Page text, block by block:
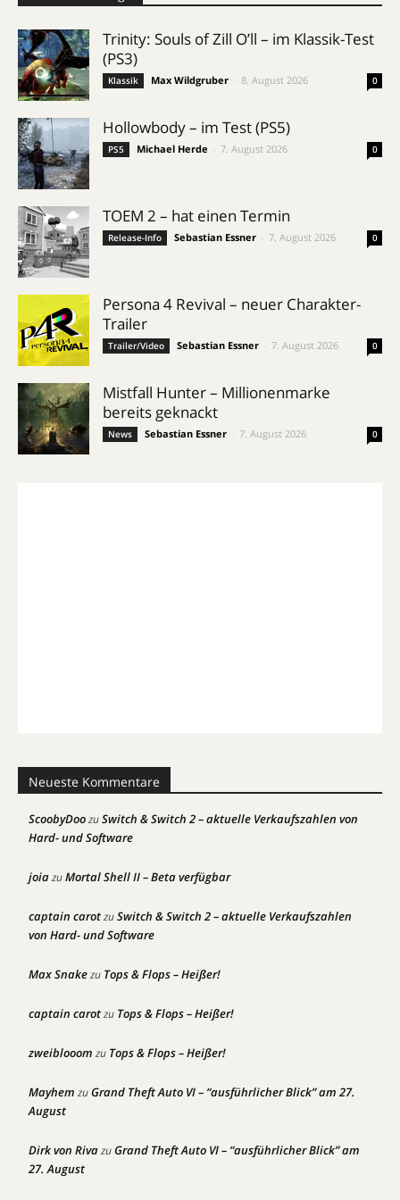
Trinity: Souls of Zill O’ll – im Klassik-Test
(PS3)
Klassik Max Wildgruber 8. August 2026 0
Hollowbody – im Test (PS5)
PS5 Michael Herde 7. August 2026 0
TOEM 2 – hat einen Termin
Release-Info Sebastian Essner 7. August 2026 0
Persona 4 Revival – neuer Charakter-
Trailer
Trailer/Video Sebastian Essner 7. August 2026 0
Mistfall Hunter – Millionenmarke
bereits geknackt
News Sebastian Essner 7. August 2026 0
Neueste Kommentare
ScoobyDoozuSwitch & Switch 2 – aktuelle Verkaufszahlen von
Hard- und Software
joiazuMortal Shell II – Beta verfügbar
captain carotzuSwitch & Switch 2 – aktuelle Verkaufszahlen
von Hard- und Software
Max Snakezu Tops & Flops – Heißer!
captain carotzu Tops & Flops – Heißer!
zweiblooom zu Tops & Flops – Heißer!
Mayhem zuGrand Theft Auto VI – “ausführlicher Blick” am 27.
August
Dirk von RivazuGrand Theft Auto VI – “ausführlicher Blick” am
27. August